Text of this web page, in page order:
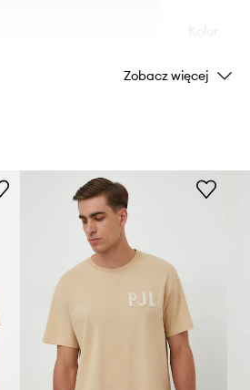
Marka
ID Produktu
Zobacz więcej